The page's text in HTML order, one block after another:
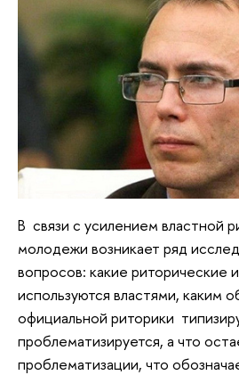
В связи с усилением властной
молодежи возникает ряд
вопросов: какие риторические
используются властями, каким
официальной риторики
проблематизируется, а что
проблематизации, что